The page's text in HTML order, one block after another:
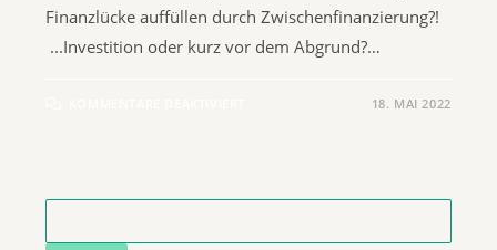
Finanzlücke auffüllen durch Zwischenfinanzierung?!
...Investition oder kurz vor dem Abgrund?…
18. MAI 2022